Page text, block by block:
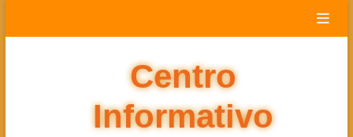
Centro
Informativo